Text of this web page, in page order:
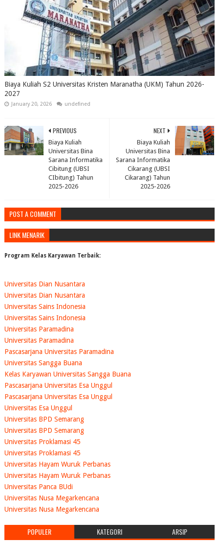
Biaya Kuliah S2 Universitas Kristen Maranatha (UKM) Tahun 2026-
2027
January 20, 2026 undefined
NEXT
Biaya Kuliah
Universitas Bina
Sarana Informatika
Cikarang (UBSI
Cikarang) Tahun
2025-2026
PREVIOUS
Biaya Kuliah
Universitas Bina
Sarana Informatika
Cibitung (UBSI
CIbitung) Tahun
2025-2026
POST A COMMENT
LINK MENARIK
Program Kelas Karyawan Terbaik:
Universitas Dian Nusantara
Universitas Dian Nusantara
Universitas Sains Indonesia
Universitas Sains Indonesia
Universitas Paramadina
Universitas Paramadina
Pascasarjana Universitas Paramadina
Universitas Sangga Buana
Kelas Karyawan Universitas Sangga Buana
Pascasarjana Universitas Esa Unggul
Pascasarjana Universitas Esa Unggul
Universitas Esa Unggul
Universitas BPD Semarang
Universitas BPD Semarang
Universitas Proklamasi 45
Universitas Proklamasi 45
Universitas Hayam Wuruk Perbanas
Universitas Hayam Wuruk Perbanas
Universitas Panca BUdi
Universitas Nusa Megarkencana
Universitas Nusa Megarkencana
POPULER KATEGORI ARSIP